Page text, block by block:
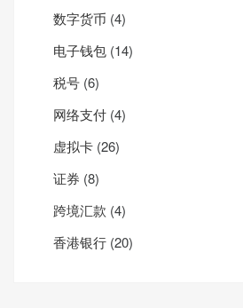
数字货币 (4)
电子钱包 (14)
税号 (6)
网络支付 (4)
虚拟卡 (26)
证券 (8)
跨境汇款 (4)
香港银行 (20)